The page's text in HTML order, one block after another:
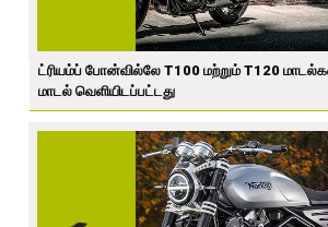
ட்ரியம்ப் போன்வில்லே T100 மற்றும் T120
மாடல் வெளியிடப்பட்டது